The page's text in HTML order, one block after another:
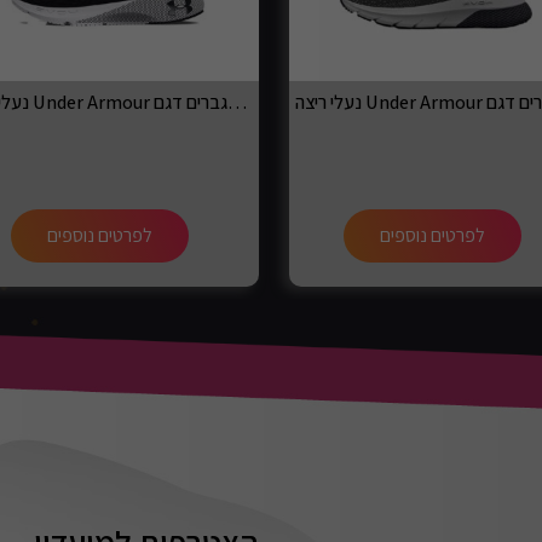
נעלי ריצה Under Armour לגברים דגם Machina 3
לפרטים נוספים לפרטים נוספים